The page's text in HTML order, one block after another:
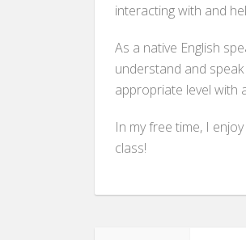
interacting with and
As a native English
understand and
appropriate level with
In my free time, I
class!